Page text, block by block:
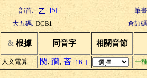
部首: [5]
筆
大五碼: DCB1 倉頡
& 根據 同音字 相關音節
人文電算 焛, 躪, 吝 [16..]
一